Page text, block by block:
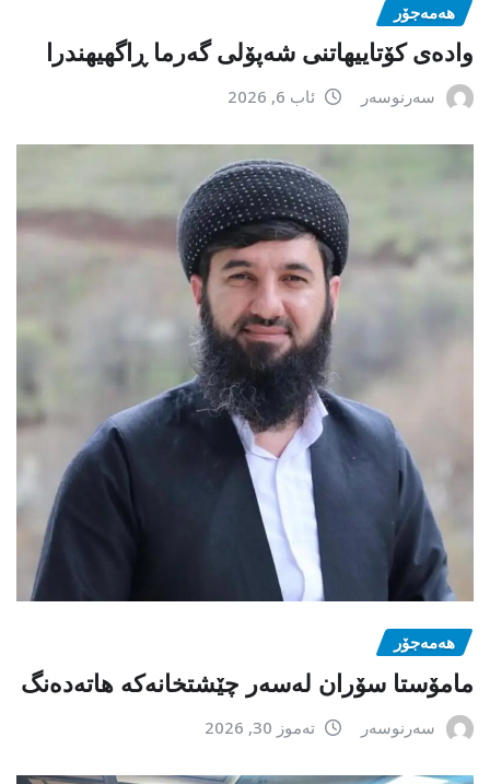
هەمەجۆر
وادەی کۆتاییهاتنی شەپۆلی گەرما ڕاگهیهندرا
سەرنوسەر ئاب 6, 2026
هەمەجۆر
مامۆستا سۆران لەسەر چێشتخانەكە هاتەدەنگ
سەرنوسەر تەموز 30, 2026